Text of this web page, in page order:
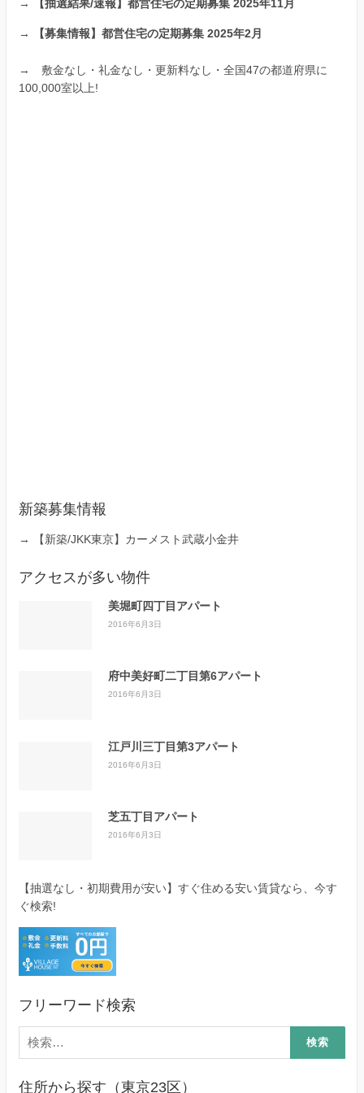
→ 【抽選結果/速報】都営住宅の定期募集 2025年11月
→ 【募集情報】都営住宅の定期募集 2025年2月
→ 敷金なし・礼金なし・更新料なし・全国47の都道府県に
100,000室以上!
新築募集情報
→ 【新築/JKK東京】カーメスト武蔵小金井
アクセスが多い物件
美堀町四丁目アパート
2016年6月3日
府中美好町二丁目第6アパート
2016年6月3日
江戸川三丁目第3アパート
2016年6月3日
芝五丁目アパート
2016年6月3日
【抽選なし・初期費用が安い】すぐ住める安い賃貸なら、今す
ぐ検索!
フリーワード検索
検
索:
住所から探す（東京23区）